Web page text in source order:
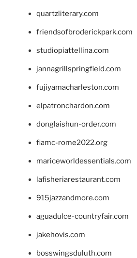
quartzliterary.com
friendsofbroderickpark.com
studiopiattellina.com
jannagrillspringfield.com
fujiyamacharleston.com
elpatronchardon.com
donglaishun-order.com
fiamc-rome2022.org
mariceworldessentials.com
lafisheriarestaurant.com
915jazzandmore.com
aguadulce-countryfair.com
jakehovis.com
bosswingsduluth.com